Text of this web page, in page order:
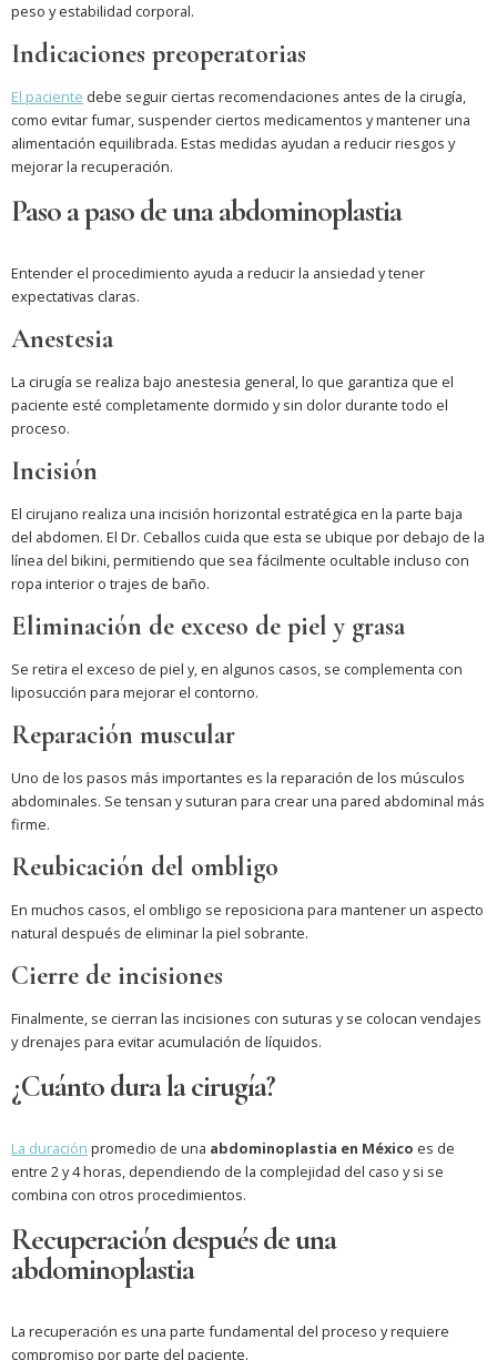
peso y estabilidad corporal.
Indicaciones preoperatorias
El paciente debe seguir ciertas recomendaciones antes de la cirugía,
como evitar fumar, suspender ciertos medicamentos y mantener una
alimentación equilibrada. Estas medidas ayudan a reducir riesgos y
mejorar la recuperación.
Paso a paso de una abdominoplastia
Entender el procedimiento ayuda a reducir la ansiedad y tener
expectativas claras.
Anestesia
La cirugía se realiza bajo anestesia general, lo que garantiza que el
paciente esté completamente dormido y sin dolor durante todo el
proceso.
Incisión
El cirujano realiza una incisión horizontal estratégica en la parte baja
del abdomen. El Dr. Ceballos cuida que esta se ubique por debajo de la
línea del bikini, permitiendo que sea fácilmente ocultable incluso con
ropa interior o trajes de baño.
Eliminación de exceso de piel y grasa
Se retira el exceso de piel y, en algunos casos, se complementa con
liposucción para mejorar el contorno.
Reparación muscular
Uno de los pasos más importantes es la reparación de los músculos
abdominales. Se tensan y suturan para crear una pared abdominal más
firme.
Reubicación del ombligo
En muchos casos, el ombligo se reposiciona para mantener un aspecto
natural después de eliminar la piel sobrante.
Cierre de incisiones
Finalmente, se cierran las incisiones con suturas y se colocan vendajes
y drenajes para evitar acumulación de líquidos.
¿Cuánto dura la cirugía?
La duración promedio de una abdominoplastia en México es de
entre 2 y 4 horas, dependiendo de la complejidad del caso y si se
combina con otros procedimientos.
Recuperación después de una
abdominoplastia
La recuperación es una parte fundamental del proceso y requiere
compromiso por parte del paciente.